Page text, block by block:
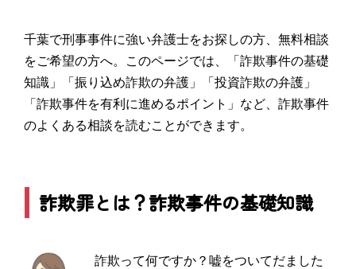
千葉で刑事事件に強い弁護士をお探しの方、無料相談
をご希望の方へ。このページでは、「詐欺事件の基礎
知識」「振り込め詐欺の弁護」「投資詐欺の弁護」
「詐欺事件を有利に進めるポイント」など、詐欺事件
のよくある相談を読むことができます。
詐欺罪とは？詐欺事件の基礎知識
詐欺って何ですか？嘘をついてだました